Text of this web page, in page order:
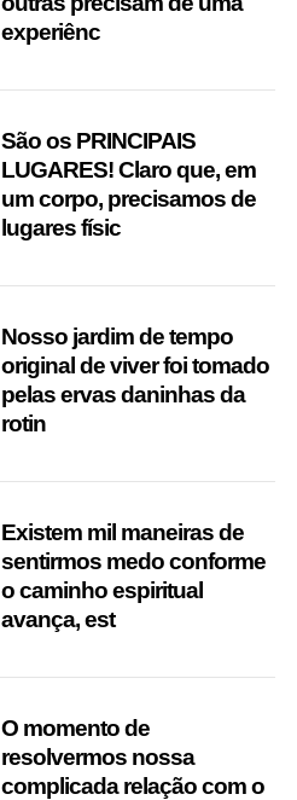
experiênc
São os PRINCIPAIS
LUGARES! Claro que, em
um corpo, precisamos de
lugares físic
Nosso jardim de tempo
original de viver foi tomado
pelas ervas daninhas da
rotin
Existem mil maneiras de
sentirmos medo conforme
o caminho espiritual
avança, est
O momento de
resolvermos nossa
complicada relação com o